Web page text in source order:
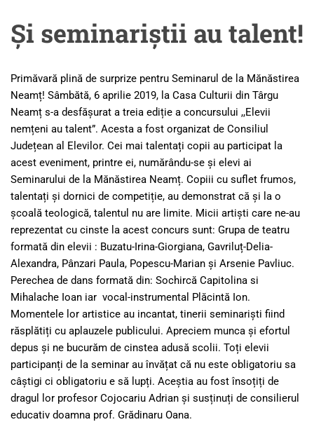
Și seminariștii au talent!
Primăvară plină de surprize pentru Seminarul de la Mănăstirea
Neamț! Sâmbătă, 6 aprilie 2019, la Casa Culturii din Târgu
Neamț s-a desfășurat a treia ediție a concursului ,,Elevii
nemțeni au talent”. Acesta a fost organizat de Consiliul
Județean al Elevilor. Cei mai talentați copii au participat la
acest eveniment, printre ei, numărându-se și elevi ai
Seminarului de la Mănăstirea Neamț. Copiii cu suflet frumos,
talentați și dornici de competiție, au demonstrat că și la o
școa lă teologică, talentul nu are limite. Micii artiști care ne-au
reprezentat cu cinste la acest concurs sunt: Grupa de teatru
formată din elevii : Buzatu-Irina-Giorgiana, Gavriluț-Delia-
Alexandra, Pânzari Paula, Popescu-Marian și Arsenie Pavliuc.
Perechea de dans formată din: Sochircă Capitolina si
Mihalache Ioan iar vocal-instrumental Plăcintă Ion.
Momentele lor artistice au incantat, tinerii seminariști fiind
răsplătiți cu aplauzele publicului. Apreciem munca și efortul
depus și ne bucurăm de cinstea adusă scolii. Toți elevii
participanți de la seminar au învățat că nu este obligatoriu sa
câștigi ci obligatoriu e să lupți. Aceștia au fost însoțiți de
dragul lor profesor Cojocariu Adrian și susținuți de consilierul
educativ doamna prof. Grădinaru Oana.